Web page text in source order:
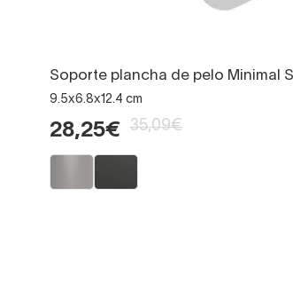
Soporte plancha de pelo Minimal
9.5x6.8x12.4 cm
28,25€ 35,09€